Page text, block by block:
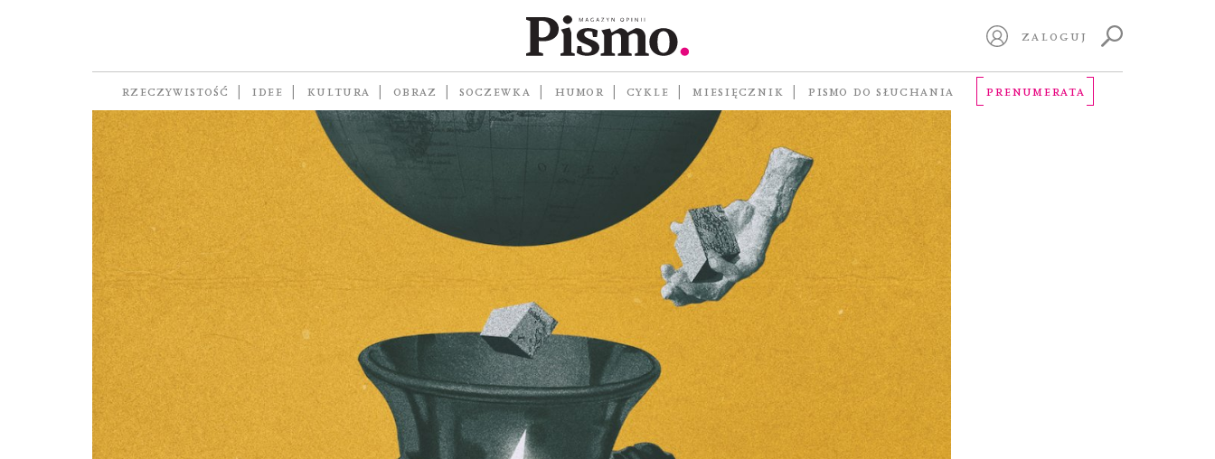
ZALOGUJ
RZECZYWISTOŚĆ IDEE KULTURA OBRAZ SOCZEWKA HUMOR CYKLE MIESIĘCZNIK PISMO DO SŁUCHANIA PRENUMERATA